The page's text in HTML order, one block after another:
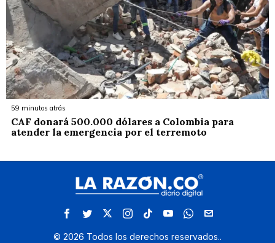
59 minutos atrás
CAF donará 500.000 dólares a Colombia para
atender la emergencia por el terremoto
© 2026 Todos los derechos reservados..